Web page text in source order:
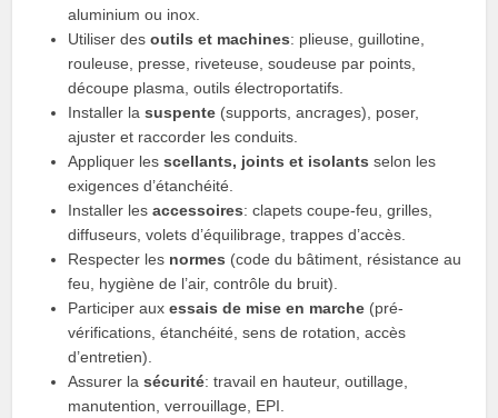
aluminium ou inox.
Utiliser desoutils et machines: plieuse, guillotine,
rouleuse, presse, riveteuse, soudeuse par points,
découpe plasma, outils électroportatifs.
Installer lasuspente (supports, ancrages), poser,
ajuster et raccorder les conduits.
Appliquer lesscellants, joints et isolants selon les
exigences d’étanchéité.
Installer lesaccessoires: clapets coupe-feu, grilles,
diffuseurs, volets d’équilibrage, trappes d’accès.
Respecter les normes (code du bâtiment, résistance au
feu, hygiène de l’air, contrôle du bruit).
Participer auxessais de mise en marche (pré-
vérifications, étanchéité, sens de rotation, accès
d’entretien).
Assurer lasécurité: travail en hauteur, outillage,
manutention, verrouillage, EPI.